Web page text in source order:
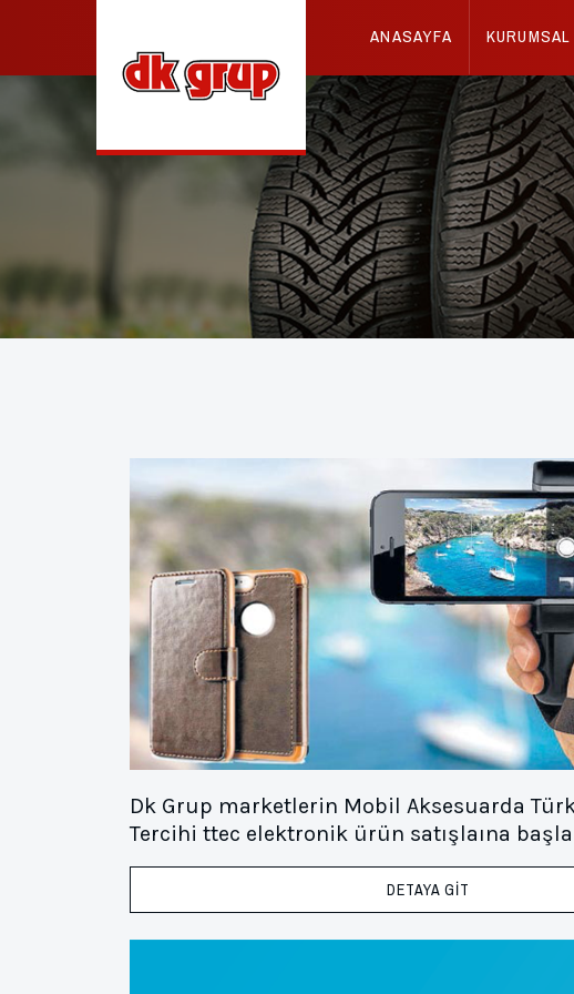
ANASAYFA KURUMSAL
Dk Grup marketlerin Mobil Aksesuarda
Tercihi ttec elektronik ürün satışlaına
DETAYA GİT